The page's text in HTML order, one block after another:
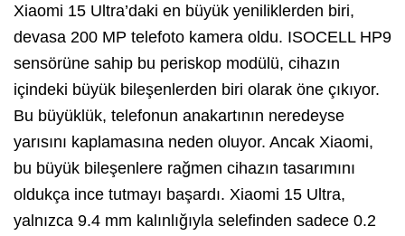
Xiaomi 15 Ultra’daki en büyük yeniliklerden biri,
devasa 200 MP telefoto kamera oldu. ISOCELL HP9
sensörüne sahip bu periskop modülü, cihazın
içindeki büyük bileşenlerden biri olarak öne çıkıyor.
Bu büyüklük, telefonun anakartının neredeyse
yarısını kaplamasına neden oluyor. Ancak Xiaomi,
bu büyük bileşenlere rağmen cihazın tasarımını
oldukça ince tutmayı başardı. Xiaomi 15 Ultra,
yalnızca 9.4 mm kalınlığıyla selefinden sadece 0.2